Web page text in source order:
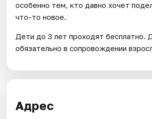
особенно тем, кто давно хочет
что-то новое.
Дети до 3 лет проходят бесплатно.
обязательно в сопровождении
Адрес